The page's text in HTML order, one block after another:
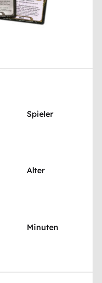
Spieler
Alter
Minuten